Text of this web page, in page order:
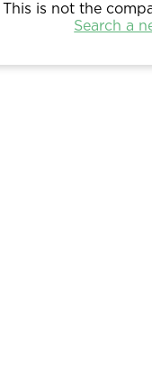
This is not the
Search a